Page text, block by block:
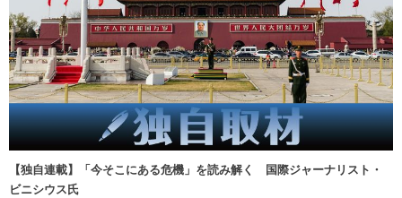
【独自連載】「今そこにある危機」を読み解く 国際ジャーナリスト・
ビニシウス氏